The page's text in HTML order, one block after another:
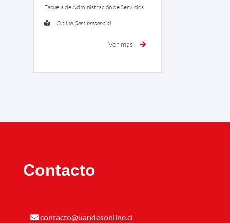
Escuela de Administración de Servicios
Online, Semipresencial
Ver más
Contacto
contacto@uandesonline.cl